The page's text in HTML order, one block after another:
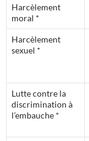
Harcèlement
moral *
Harcèlement
sexuel *
Lutte contre la
discrimination à
l’embauche *